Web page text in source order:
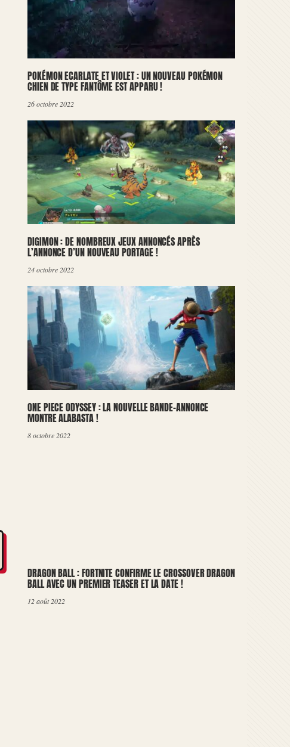
POKÉMON ECARLATE ET VIOLET : UN NOUVEAU POKÉMON
CHIEN DE TYPE FANTÔME EST APPARU !
26 octobre 2022
DIGIMON : DE NOMBREUX JEUX ANNONCÉS APRÈS
L’ANNONCE D’UN NOUVEAU PORTAGE !
24 octobre 2022
ONE PIECE ODYSSEY : LA NOUVELLE BANDE-ANNONCE
MONTRE ALABASTA !
8 octobre 2022
DRAGON BALL : FORTNITE CONFIRME LE CROSSOVER DRAGON
BALL AVEC UN PREMIER TEASER ET LA DATE !
12 août 2022